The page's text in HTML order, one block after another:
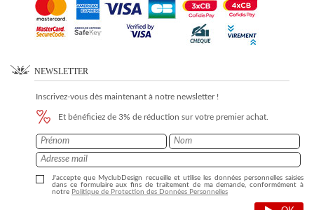
NEWSLETTER
Inscrivez-vous dès maintenant à notre newsletter !
Et bénéficiez de 3% de réduction sur votre premier achat.
J'accepte que MyclubDesign recueille et utilise les données personnelles saisies
dans ce formulaire aux fins de traitement de ma demande, conformément à
notre Politique de Protection des Données Personnelles